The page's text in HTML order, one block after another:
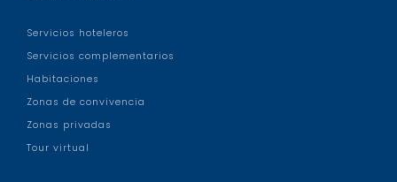
Servicios hoteleros
Servicios complementarios
Habitaciones
Zonas de convivencia
Zonas privadas
Tour virtual